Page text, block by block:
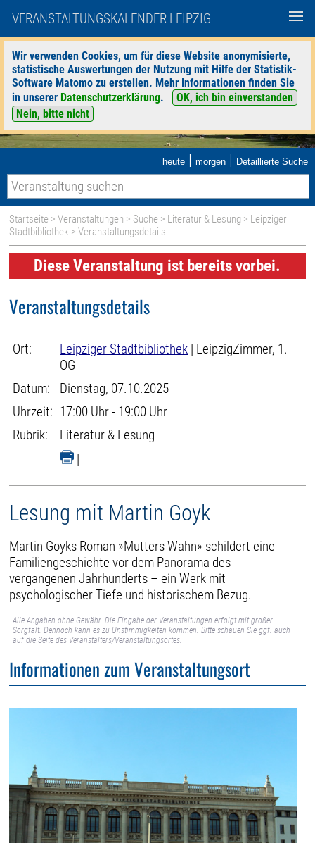
VERANSTALTUNGSKALENDER LEIPZIG
Wir verwenden Cookies, um für diese Website anonymisierte,
statistische Auswertungen der Nutzung mit Hilfe der Statistik-
Software Matomo zu erstellen. Mehr Informationen finden Sie
in unserer Datenschutzerklärung.
OK, ich bin einverstanden
Nein, bitte nicht
heute | morgen | Detaillierte Suche
Startseite >Veranstaltungen > Suche > Literatur & Lesung > Leipziger
Stadtbibliothek > Veranstaltungsdetails
Diese Veranstaltung ist bereits vorbei.
Veranstaltungsdetails
Ort: Leipziger Stadtbibliothek | LeipzigZimmer, 1.
OG
Datum:
Dienstag, 07.10.2025
Uhrzeit: 17:00 Uhr - 19:00 Uhr
Rubrik:
Literatur & Lesung
|
Lesung mit Martin Goyk
Martin Goyks Roman »Mutters Wahn» schildert eine
Familiengeschichte vor dem Panorama des
vergangenen Jahrhunderts – ein Werk mit
psychologischer Tiefe und historischem Bezug.
Alle Angaben ohne Gewähr. Die Eingabe der Veranstaltungen erfolgt mit großer
Sorgfalt. Dennoch kann es zu Unstimmigkeiten kommen. Bitte schauen Sie ggf. auch
auf die Seite des Veranstalters/Veranstaltungsortes.
Informationen zum Veranstaltungsort